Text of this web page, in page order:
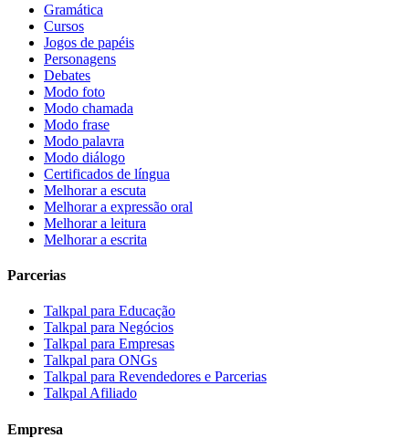
Gramática
Cursos
Jogos de papéis
Personagens
Debates
Modo foto
Modo chamada
Modo frase
Modo palavra
Modo diálogo
Certificados de língua
Melhorar a escuta
Melhorar a expressão oral
Melhorar a leitura
Melhorar a escrita
Parcerias
Talkpal para Educação
Talkpal para Negócios
Talkpal para Empresas
Talkpal para ONGs
Talkpal para Revendedores e Parcerias
Talkpal Afiliado
Empresa